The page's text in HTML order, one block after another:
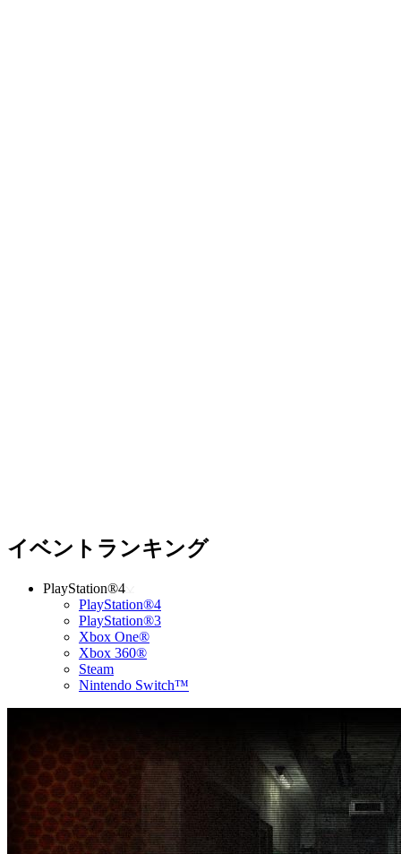
イベントランキング
PlayStation®4
PlayStation®4
PlayStation®3
Xbox One®
Xbox 360®
Steam
Nintendo Switch™